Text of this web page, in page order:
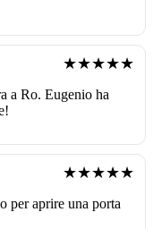
★★★★★
a Ro. Eugenio ha
★★★★★
per aprire una porta